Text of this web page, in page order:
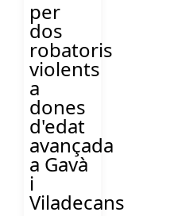
per
dos
robatoris
violents
a
dones
d'edat
avançada
a Gavà
i
Viladecans